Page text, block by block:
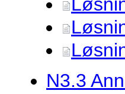
N3.3